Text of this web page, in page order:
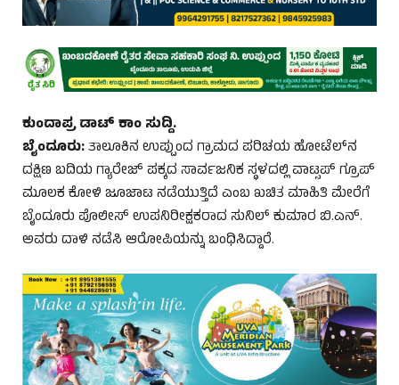
ಕುಂದಾಪ್ರ ಡಾಟ್‌ ಕಾಂ ಸುದ್ದಿ.
ಬೈಂದೂರು:ತಾಲೂಕಿನ ಉಪ್ಪುಂದ ಗ್ರಾಮದ ಪರಿಚಯ ಹೋಟೆಲ್‌ನ
ದಕ್ಷಿಣ ಬದಿಯ ಗ್ಯಾರೇಜ್‌ ಪಕ್ಕದ ಸಾರ್ವಜನಿಕ ಸ್ಥಳದಲ್ಲಿ ವಾಟ್ಸಪ್‌ ಗ್ರೂಪ್‌
ಮೂಲಕ ಕೋಳಿ ಜೂಜಾಟ ನಡೆಯುತ್ತಿದೆ ಎಂಬ ಖಚಿತ ಮಾಹಿತಿ ಮೇರೆಗೆ
ಬೈಂದೂರು ಪೊಲೀಸ್‌ ಉಪನಿರೀಕ್ಷಕರಾದ ಸುನಿಲ್‌ ಕುಮಾರ ಬಿ.ಎನ್.
ಅವರು ದಾಳಿ ನಡೆಸಿ ಆರೋಪಿಯನ್ನು ಬಂಧಿಸಿದ್ದಾರೆ.